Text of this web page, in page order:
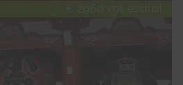
€ 2960 voli esclusi